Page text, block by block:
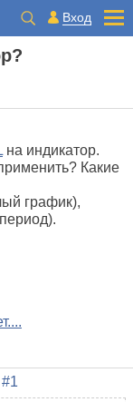
Вход
на индикатор.
Какие
график),
#1